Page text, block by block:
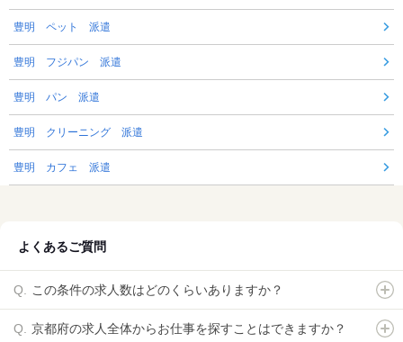
豊明 ペット 派遣
豊明 フジパン 派遣
豊明 パン 派遣
豊明 クリーニング 派遣
豊明 カフェ 派遣
よくあるご質問
この条件の求人数はどのくらいありますか？
京都府の求人全体からお仕事を探すことはできますか？